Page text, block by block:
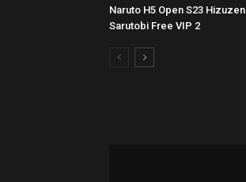
Naruto H5 Open S23 Hizuzen
Sarutobi Free VIP 2